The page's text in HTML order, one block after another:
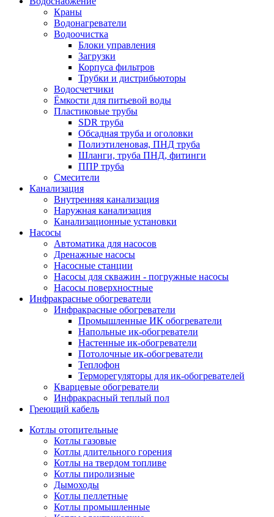
Краны
Водонагреватели
Водоочистка
Блоки управления
Загрузки
Корпуса фильтров
Трубки и дистрибьюторы
Водосчетчики
Ёмкости для питьевой воды
Пластиковые трубы
SDR труба
Обсадная труба и оголовки
Полиэтиленовая, ПНД труба
Шланги, труба ПНД, фитинги
ППР труба
Смесители
Канализация
Внутренняя канализация
Наружная канализация
Канализационные установки
Насосы
Автоматика для насосов
Дренажные насосы
Насосные станции
Насосы для скважин - погружные насосы
Насосы поверхностные
Инфракрасные обогреватели
Инфракрасные обогреватели
Промышленные ИК обогреватели
Напольные ик-обогреватели
Настенные ик-обогреватели
Потолочные ик-обогреватели
Теплофон
Терморегуляторы для ик-обогревателей
Кварцевые обогреватели
Инфракрасный теплый пол
Греющий кабель
Котлы отопительные
Котлы газовые
Котлы длительного горения
Котлы на твердом топливе
Котлы пиролизные
Дымоходы
Котлы пеллетные
Котлы промышленные